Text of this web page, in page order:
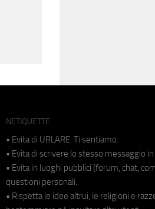
NETIQUETTE
• Evita di URLARE. Ti sentiamo.
• Evita di scrivere lo stesso messaggio
• Evita in luoghi pubblici (forum, chat,
questioni personali.
• Rispetta le idee altrui, le religioni e